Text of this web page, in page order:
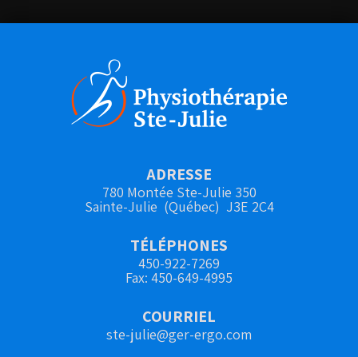
ADRESSE
780 Montée Ste-Julie 350
Sainte-Julie (Québec) J3E 2C4
TÉLÉPHONES
450-922-7269
Fax: 450-649-4995
COURRIEL
ste-julie@ger-ergo.com